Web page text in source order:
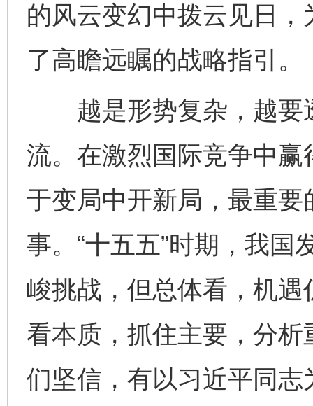
的风云变幻中拨云见日
了高瞻远瞩的战略指引。
越是形势复杂，越要
流。在激烈国际竞争中
于变局中开新局，最重
事。“十五五”时期，我国
峻挑战，但总体看，机
看本质，抓住主要，分
们坚信，有以习近平同